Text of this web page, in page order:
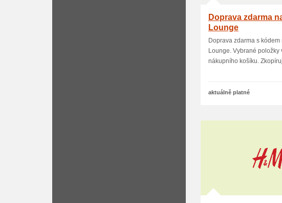
Doprava zdarma
Lounge
Doprava zdarma s
Lounge. Vybrané položky
nákupního košíku.
aktuálně platné